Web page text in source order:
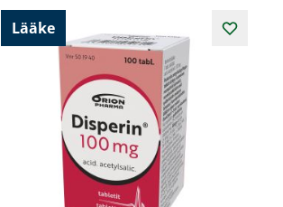
Lääke